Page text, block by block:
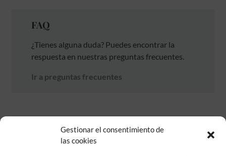
Gestionar el consentimiento de
las cookies
FAQ
¿Tienes alguna duda? Puedes encontrar la
respuesta en nuestras preguntas frecuentes.
Ir a preguntas frecuentes